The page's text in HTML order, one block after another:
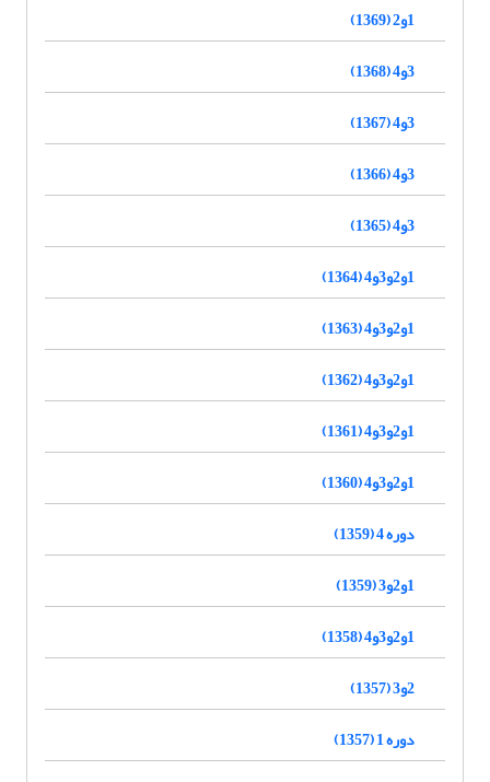
1و2 (1369)
3و4 (1368)
3و4 (1367)
3و4 (1366)
3و4 (1365)
1و2و3و4 (1364)
1و2و3و4 (1363)
1و2و3و4 (1362)
1و2و3و4 (1361)
1و2و3و4 (1360)
دوره 4 (1359)
1و2و3 (1359)
1و2و3و4 (1358)
2و3 (1357)
دوره 1 (1357)